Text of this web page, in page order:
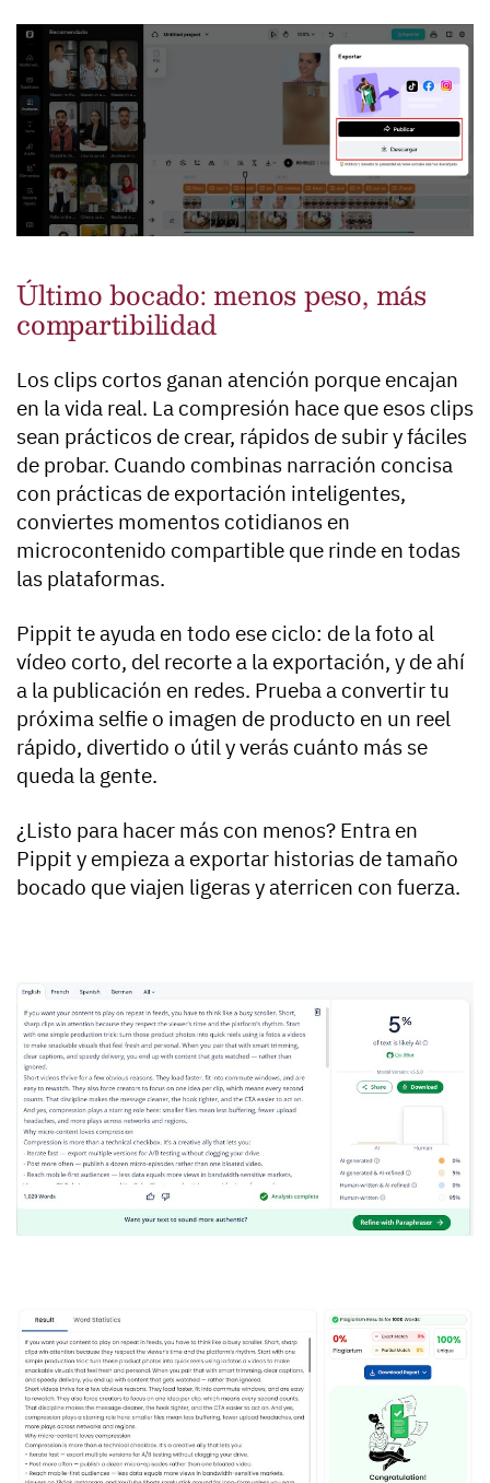
Último bocado: menos peso, más
compartibilidad
Los clips cortos ganan atención porque encajan
en la vida real. La compresión hace que esos clips
sean prácticos de crear, rápidos de subir y fáciles
de probar. Cuando combinas narración concisa
con prácticas de exportación inteligentes,
conviertes momentos cotidianos en
microcontenido compartible que rinde en todas
las plataformas.
Pippit te ayuda en todo ese ciclo: de la foto al
vídeo corto, del recorte a la exportación, y de ahí
a la publicación en redes. Prueba a convertir tu
próxima selfie o imagen de producto en un reel
rápido, divertido o útil y verás cuánto más se
queda la gente.
¿Listo para hacer más con menos? Entra en
Pippit y empieza a exportar historias de tamaño
bocado que viajen ligeras y aterricen con fuerza.